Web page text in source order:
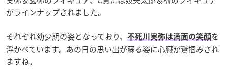
がラインナップされました。
それぞれ幼少期の姿となっており、 不死川実弥は満面の笑顔を
浮かべています。あの日の思い出が蘇る姿に心臓が鷲掴みされ
ますね。